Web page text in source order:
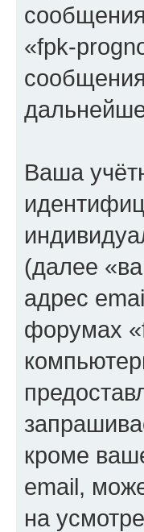
«fpk-
Ваша
(далее
адрес
форумах
кроме
email,
на